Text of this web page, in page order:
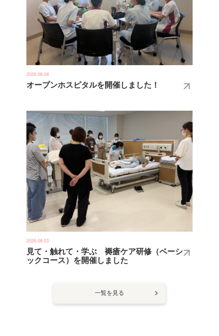
2026.08.04
オープンホスピタルを開催しました！
2026.08.03
見て・触れて・学ぶ 褥瘡ケア研修（ベーシ
ックコース）を開催しました
一覧を見る